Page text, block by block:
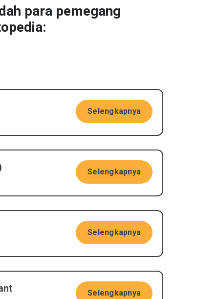
para pemegang
Selengkapnya
Selengkapnya
Selengkapnya
Selengkapnya